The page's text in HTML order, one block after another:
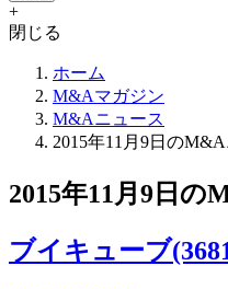
+
閉じる
ホーム
M&Aマガジン
M&Aニュース
2015年11月9日の
2015年11月9日
ブイキューブ